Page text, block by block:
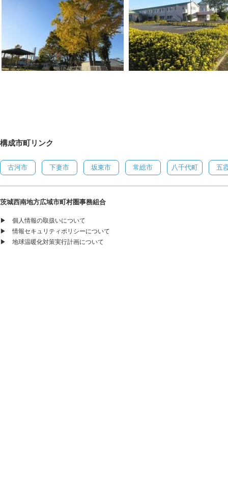
構成市町リンク
古河市 下妻市 坂東市 常総市 八千代町 五
茨城西南地方広域市町村圏事務組合
▶ 個人情報の取扱いについて
▶情報セキュリティポリシーについて
▶ 地球温暖化対策実行計画について